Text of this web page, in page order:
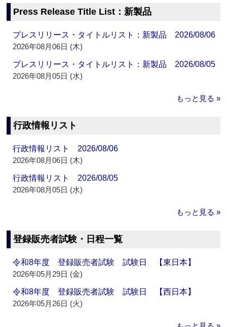
Press Release Title List：新製品
プレスリリース・タイトルリスト：新製品 2026/08/06
2026年08月06日 (木)
プレスリリース・タイトルリスト：新製品 2026/08/05
2026年08月05日 (水)
もっと見る »
行政情報リスト
行政情報リスト 2026/08/06
2026年08月06日 (木)
行政情報リスト 2026/08/05
2026年08月05日 (水)
もっと見る »
登録販売者試験・日程一覧
令和8年度 登録販売者試験 試験日 【東日本】
2026年05月29日 (金)
令和8年度 登録販売者試験 試験日 【西日本】
2026年05月26日 (火)